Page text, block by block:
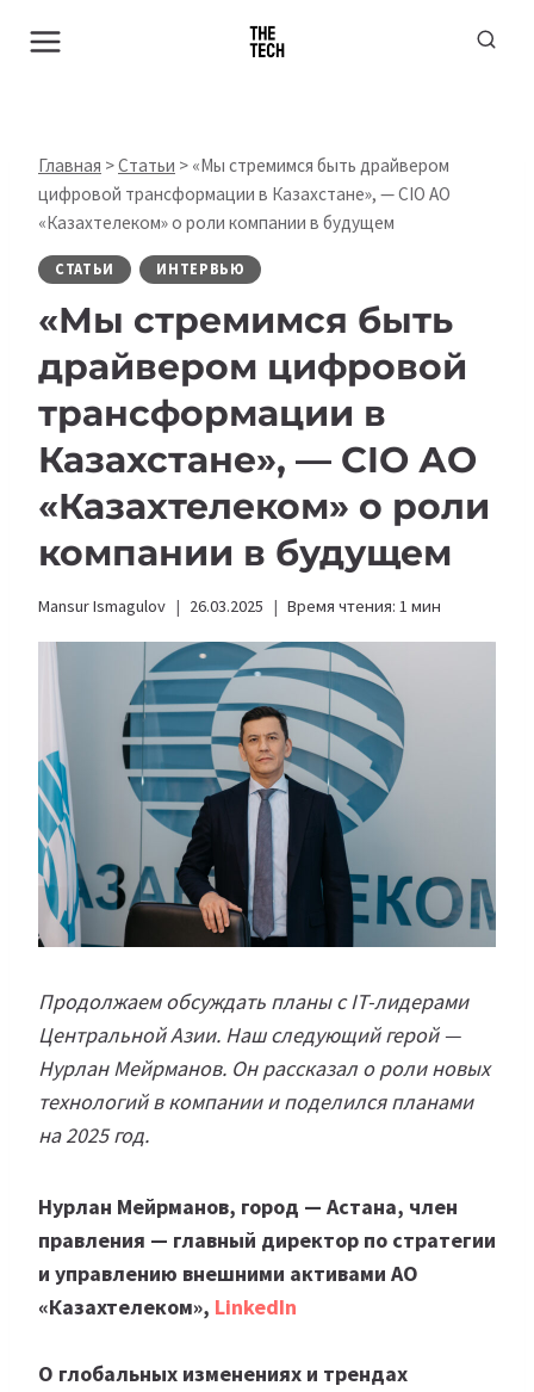
Главная >Статьи > «Мы стремимся быть драйвером
цифровой трансформации в Казахстане», — CIO АО
«Казахтелеком» о роли компании в будущем
СТАТЬИ ИНТЕРВЬЮ
«Мы стремимся быть
драйвером цифровой
трансформации в
Казахстане», — CIO АО
«Казахтелеком» о роли
компании в будущем
Mansur Ismagulov 26.03.2025 Время чтения: 1 мин
Продолжаем обсуждать планы с IT-лидерами
Центральной Азии. Наш следующий герой —
Нурлан Мейрманов. Он рассказал о роли новых
технологий в компании и поделился планами
на 2025 год.
Нурлан Мейрманов, город — Астана, член
правления — главный директор по стратегии
и управлению внешними активами АО
«Казахтелеком», LinkedIn
О глобальных изменениях и трендах